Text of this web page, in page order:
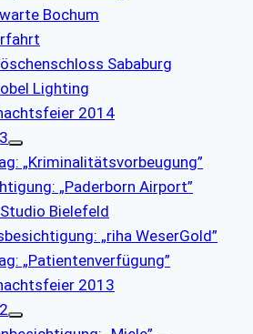
Bochum
Sababurg
Lighting
2014
„Kriminalitätsvorbeugung”
„Paderborn Airport”
Bielefeld
„riha WeserGold”
„Patientenverfügung”
2013